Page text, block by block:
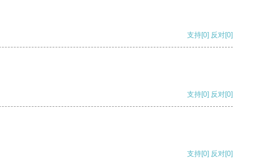
支持[0] 反对[0]
支持[0] 反对[0]
支持[0] 反对[0]